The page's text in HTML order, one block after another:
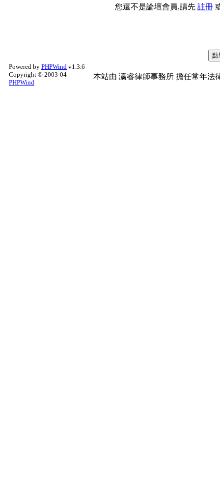
您還不是論壇會員,請先 註冊
Powered by PHPWind v1.3.6
Copyright © 2003-04
PHPWind
本站由 瀛睿律師事務所 擔任常年法